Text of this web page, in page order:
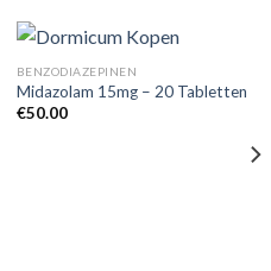
BENZODIAZEPINEN
Midazolam 15mg – 20 Tabletten
€50.00